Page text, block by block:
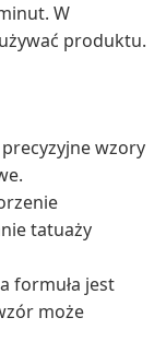
W
produktu.
wzory
tatuaży
formuła jest
może